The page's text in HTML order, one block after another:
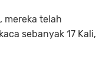
mereka telah
sebanyak 17 Kali,